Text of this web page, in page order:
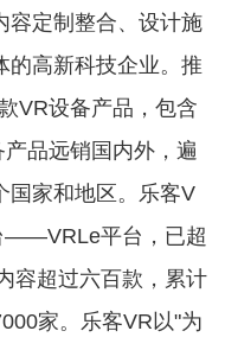
容定制整合、设计施
的高新科技企业。推
VR设备产品，包含
品远销国内外，遍
国家和地区。乐客V
——VRLe平台，已超
容超过六百款，累计
家。乐客VR以"为